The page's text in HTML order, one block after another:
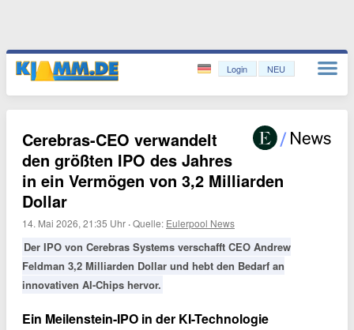
Login NEU
Cerebras-CEO verwandelt
den größten IPO des Jahres
in ein Vermögen von 3,2 Milliarden
Dollar
14. Mai 2026, 21:35 Uhr ·Quelle: Eulerpool News
Der IPO von Cerebras Systems verschafft CEO Andrew
Feldman 3,2 Milliarden Dollar und hebt den Bedarf an
innovativen AI-Chips hervor.
Ein Meilenstein-IPO in der KI-Technologie